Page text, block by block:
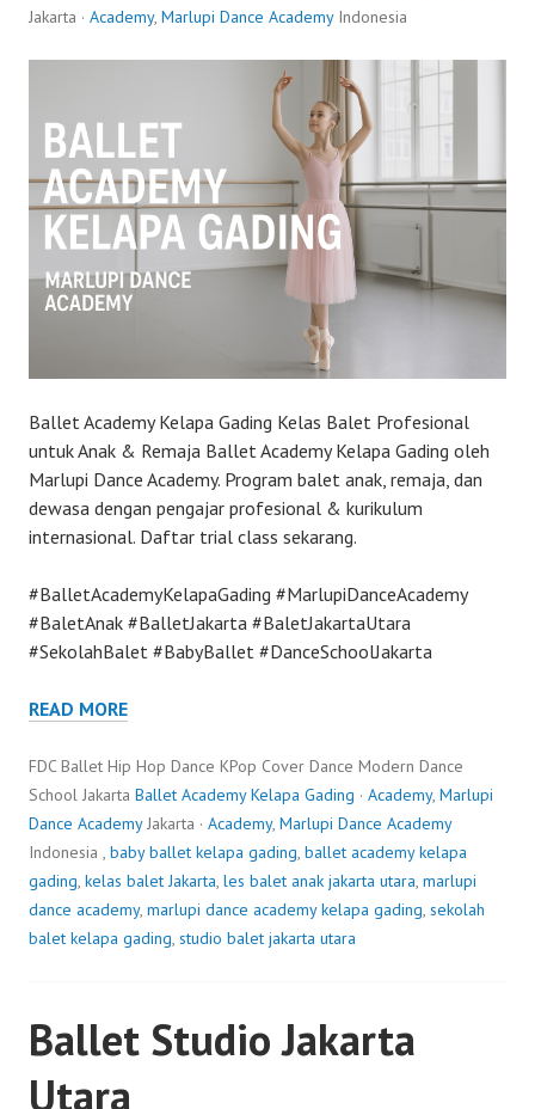
Jakarta · Academy, Marlupi Dance AcademyIndonesia
Ballet Academy Kelapa Gading Kelas Balet Profesional
untuk Anak & Remaja Ballet Academy Kelapa Gading oleh
Marlupi Dance Academy. Program balet anak, remaja, dan
dewasa dengan pengajar profesional & kurikulum
internasional. Daftar trial class sekarang.
#BalletAcademyKelapaGading #MarlupiDanceAcademy
#BaletAnak #BalletJakarta #BaletJakartaUtara
#SekolahBalet #BabyBallet #DanceSchoolJakarta
READ MORE
FDC Ballet Hip Hop Dance KPop Cover Dance Modern Dance
School Jakarta Ballet Academy Kelapa Gading · Academy, Marlupi
Dance AcademyJakarta · Academy, Marlupi Dance Academy
Indonesia , baby ballet kelapa gading, ballet academy kelapa
gading, kelas balet Jakarta, les balet anak jakarta utara, marlupi
dance academy, marlupi dance academy kelapa gading, sekolah
balet kelapa gading, studio balet jakarta utara
Ballet Studio Jakarta
Utara